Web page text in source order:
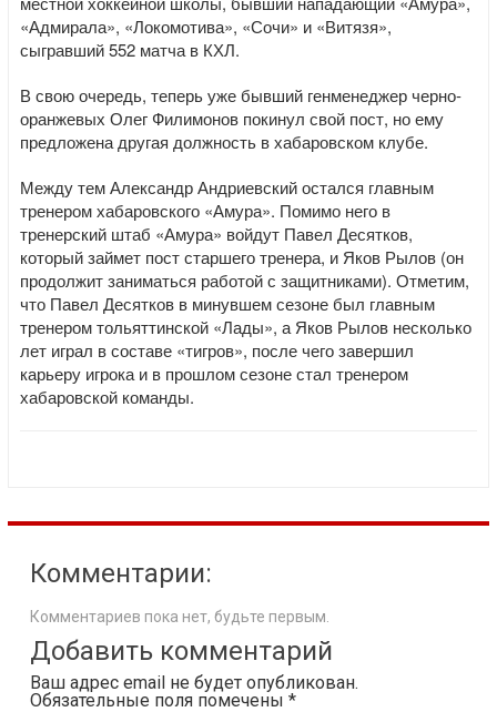
«Адмирала», «Локомотива», «Сочи» и «Витязя»,
сыгравший 552 матча в КХЛ.
В свою очередь, теперь уже бывший генменеджер черно-
оранжевых Олег Филимонов покинул свой пост, но ему
предложена другая должность в хабаровском клубе.
Между тем Александр Андриевский остался главным
тренером хабаровского «Амура». Помимо него в
тренерский штаб «Амура» войдут Павел Десятков,
который займет пост старшего тренера, и Яков Рылов (он
продолжит заниматься работой с защитниками). Отметим,
что Павел Десятков в минувшем сезоне был главным
тренером тольяттинской «Лады», а Яков Рылов несколько
лет играл в составе «тигров», после чего завершил
карьеру игрока и в прошлом сезоне стал тренером
хабаровской команды.
Комментарии:
Комментариев пока нет, будьте первым.
Добавить комментарий
Ваш адрес email не будет опубликован.
Обязательные поля помечены *